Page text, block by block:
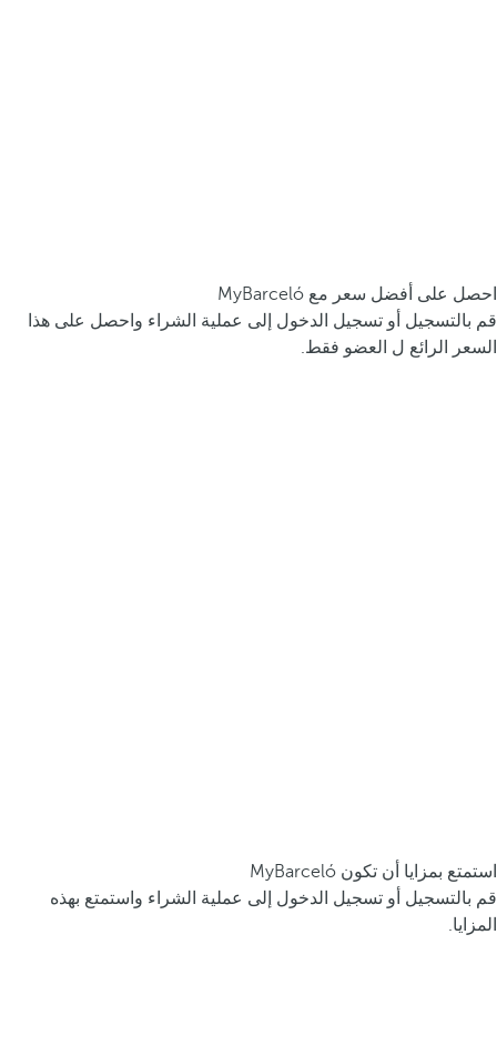
احصل على أفضل سعر مع MyBarceló
قم بالتسجيل أو تسجيل الدخول إلى عملية الشراء واحصل على هذا
السعر الرائع ل العضو فقط.
استمتع بمزايا أن تكون MyBarceló
قم بالتسجيل أو تسجيل الدخول إلى عملية الشراء واستمتع بهذه
المزايا.